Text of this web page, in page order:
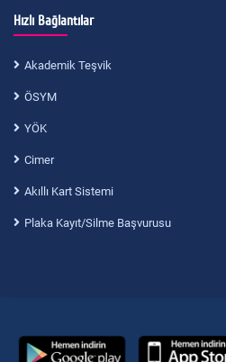
Hızlı Bağlantılar
Akademik Teşvik
ÖSYM
YÖK
Cimer
Akıllı Kart Sistemi
Plaka Kayıt/Silme Başvurusu